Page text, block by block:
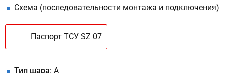
Схема (последовательности монтажа и подключения)
Паспорт ТСУ SZ 07
Тип шара: A